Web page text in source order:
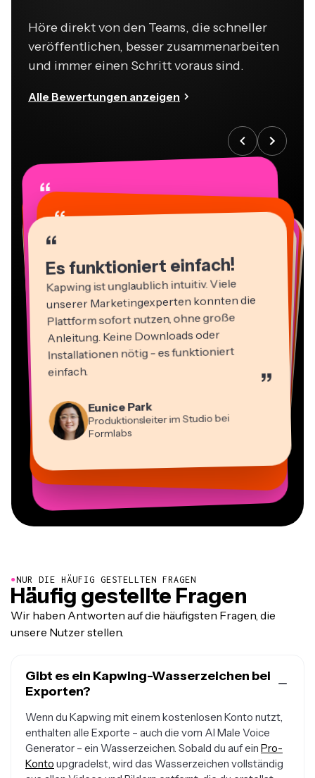
Höre direkt von den Teams, die schneller
veröffentlichen, besser zusammenarbeiten
und immer einen Schritt voraus sind.
Alle Bewertungen anzeigen
“
Es funktioniert einfach!
Kapwing ist unglaublich intuitiv. Viele
unserer Marketingexperten konnten die
Plattform sofort nutzen, ohne große
Anleitung. Keine Downloads oder
Installationen nötig - es funktioniert
einfach. ”
Eunice Park
Produktionsleiter im Studio bei
Formlabs
“
“
Mitbegründer bei
AuthentIQMarketing.com
Panos Papagapiou
Geschäftsführender Partner bei
EPATHLON
“
Kerry-lee Farla
Gracie Peng
“
Heidi Rae
Bildung
“
Natasha Ball
Berater
Mitch Rawlings
“
Dina Segovia
Virtueller Freelance-Mitarbeiter
●NUR DIE HÄUFIG GESTELLTEN FRAGEN
Häufig gestellte Fragen
Wir haben Antworten auf die häufigsten Fragen, die
unsere Nutzer stellen.
Gibt es ein Kapwing-Wasserzeichen bei
Exporten?
Wenn du Kapwing mit einem kostenlosen Konto nutzt,
enthalten alle Exporte – auch die vom AI Male Voice
Generator – ein Wasserzeichen. Sobald du auf ein Pro-
Konto upgradelst, wird das Wasserzeichen vollständig